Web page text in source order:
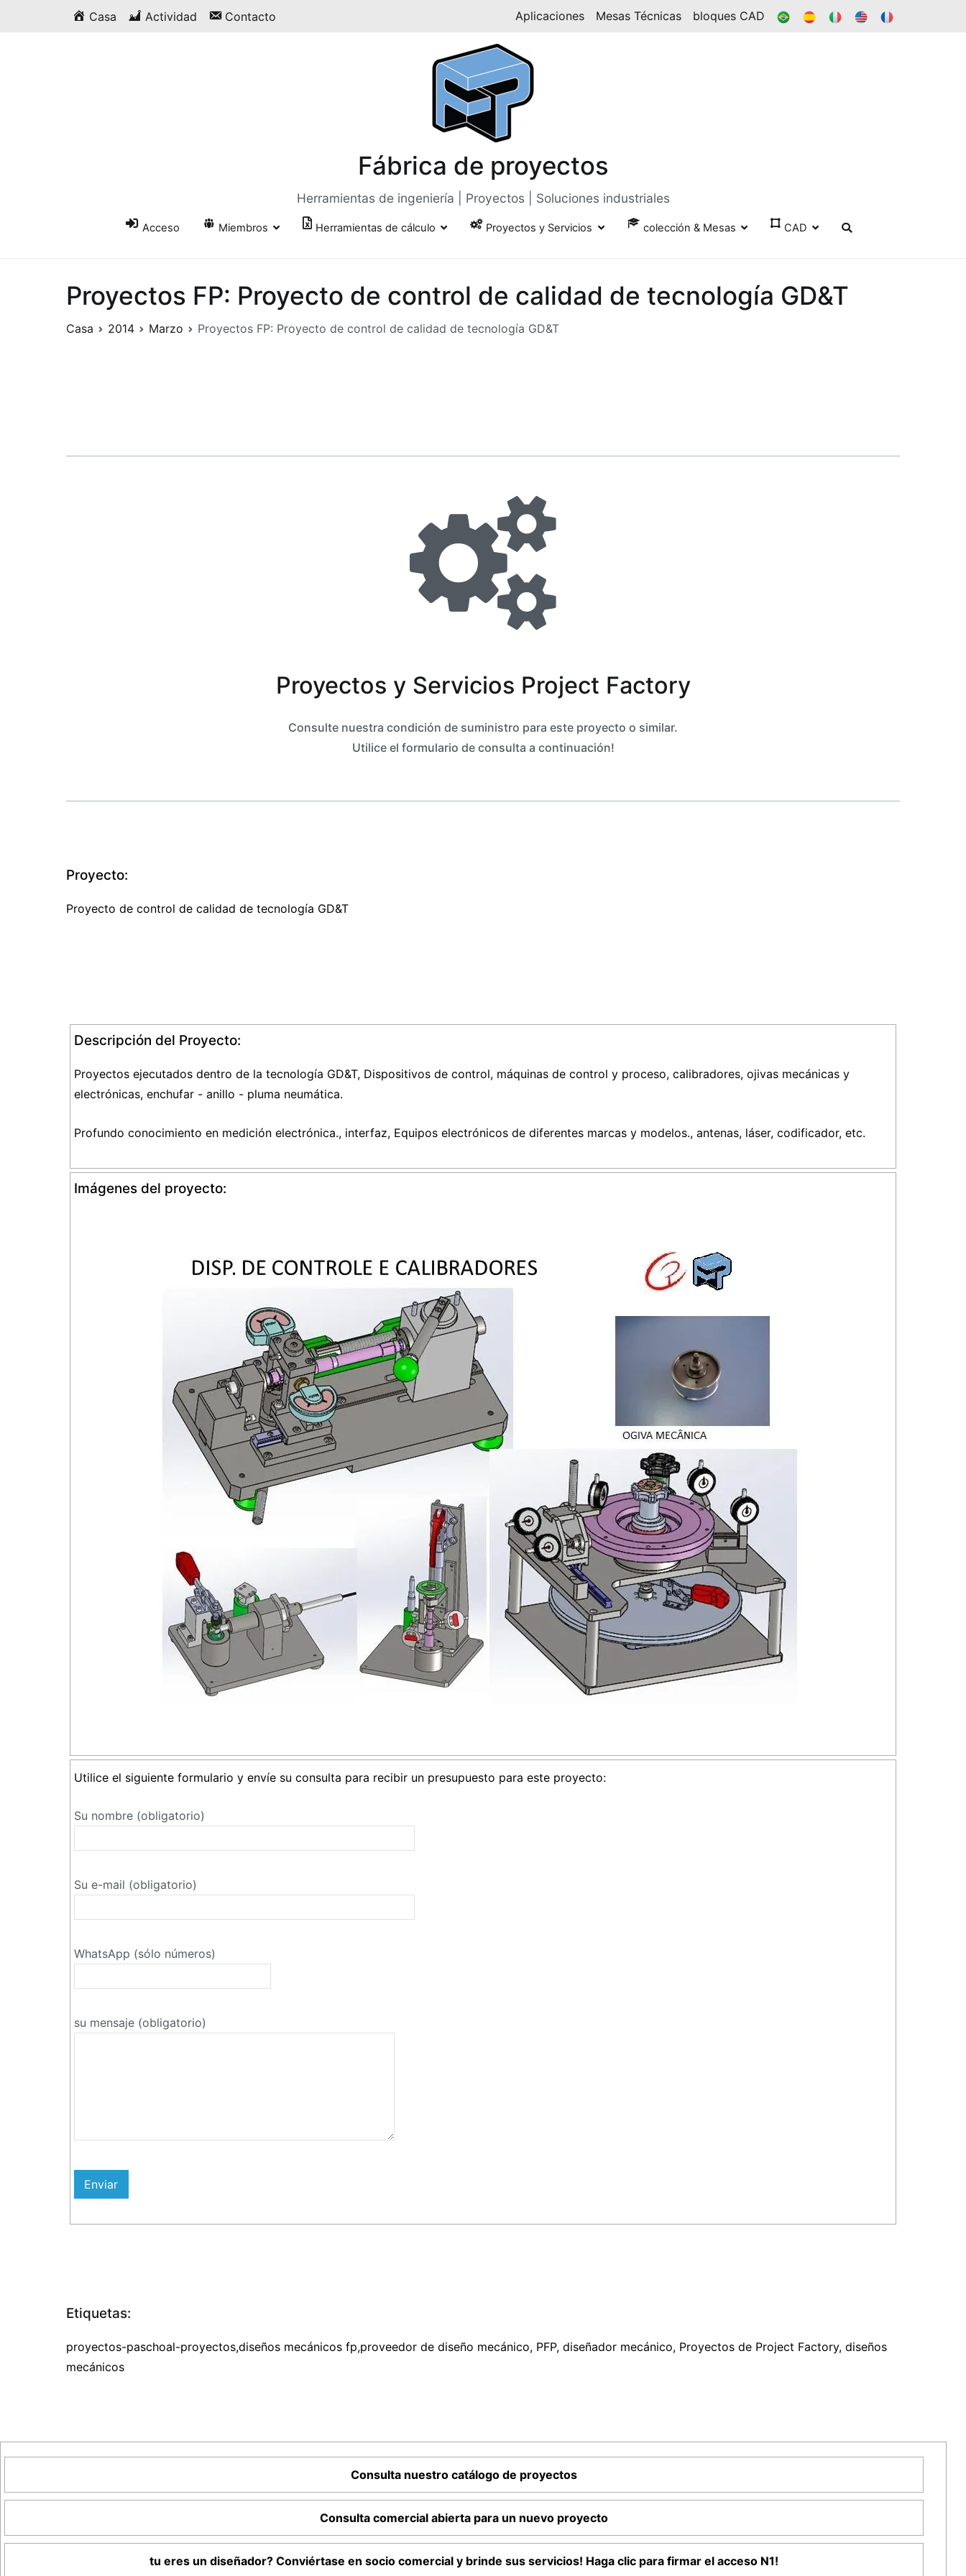
Casa Actividad Contacto Aplicaciones Mesas Técnicas bloques CAD BR ES ÉL EN
Fábrica de proyectos
Herramientas de ingeniería | Proyectos | Soluciones industriales
Acceso Miembros Herramientas de cálculo Proyectos y Servicios colección & Mesas CAD
Proyectos FP: Proyecto de control de calidad de tecnología GD&T
Casa 2014 Marzo Proyectos FP: Proyecto de control de calidad de tecnología GD&T
Proyectos y Servicios Project Factory
Consulte nuestra condición de suministro para este proyecto o similar.
Utilice el formulario de consulta a continuación!
Proyecto:
Proyecto de control de calidad de tecnología GD&T
Descripción del Proyecto:
Proyectos ejecutados dentro de la tecnología GD&T, Dispositivos de control, máquinas de control y proceso, calibradores, ojivas mecánicas y
electrónicas, enchufar - anillo - pluma neumática.
Profundo conocimiento en medición electrónica., interfaz, Equipos electrónicos de diferentes marcas y modelos., antenas, láser, codificador, etc.
Imágenes del proyecto:
Utilice el siguiente formulario y envíe su consulta para recibir un presupuesto para este proyecto:
Su nombre (obligatorio)
Su e-mail (obligatorio)
WhatsApp (sólo números)
su mensaje (obligatorio)
Etiquetas:
proyectos-paschoal-proyectos,diseños mecánicos fp,proveedor de diseño mecánico, PFP, diseñador mecánico, Proyectos de Project Factory, diseños
mecánicos
Consulta nuestro catálogo de proyectos
Consulta comercial abierta para un nuevo proyecto
tu eres un diseñador? Conviértase en socio comercial y brinde sus servicios! Haga clic para firmar el acceso N1!